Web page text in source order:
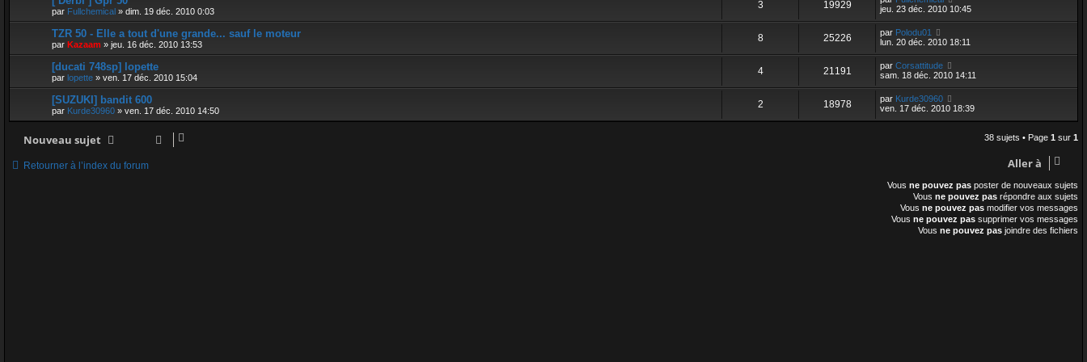
par Fullchemical » dim. 19 déc. 2010 0:03
3 19929
jeu. 23 déc. 2010 10:45
TZR 50 - Elle a tout d'une grande... sauf le moteur
par Kazaam » jeu. 16 déc. 2010 13:53
8 25226 par Polodu01
lun. 20 déc. 2010 18:11
[ducati 748sp] lopette
par lopette » ven. 17 déc. 2010 15:04
4 21191 par Corsattitude
sam. 18 déc. 2010 14:11
[SUZUKI] bandit 600
par Kurde30960 » ven. 17 déc. 2010 14:50
2 18978 par Kurde30960
ven. 17 déc. 2010 18:39
Nouveau sujet 38 sujets • Page 1 sur 1
Retourner à l’index du forum Aller à
Vous ne pouvez pas poster de nouveaux sujets
Vous ne pouvez pas répondre aux sujets
Vous ne pouvez pas modifier vos messages
Vous ne pouvez pas supprimer vos messages
Vous ne pouvez pas joindre des fichiers